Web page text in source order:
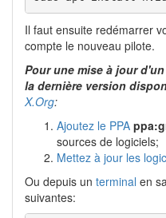
Il faut ensuite redémarrer
compte le nouveau pilote.
Pour une mise à jour
la dernière version
X.Org:
Ajoutez le PPA
sources de logiciels;
Mettez à jour les
Ou depuis un terminal en
suivantes: